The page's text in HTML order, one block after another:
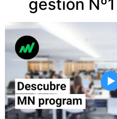
gestión